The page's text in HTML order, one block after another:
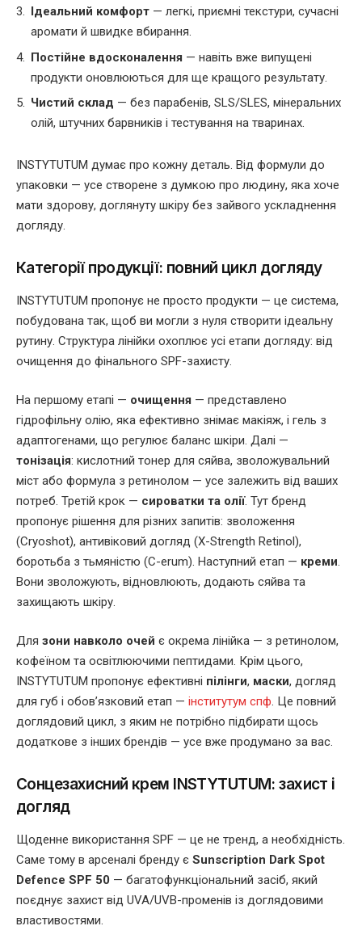
Ідеальний комфорт — легкі, приємні текстури, сучасні
аромати й швидке вбирання.
Постійне вдосконалення — навіть вже випущені
продукти оновлюються для ще кращого результату.
Чистий склад — без парабенів, SLS/SLES, мінеральних
олій, штучних барвників і тестування на тваринах.
INSTYTUTUM думає про кожну деталь. Від формули до
упаковки — усе створене з думкою про людину, яка хоче
мати здорову, доглянуту шкіру без зайвого ускладнення
догляду.
Категорії продукції: повний цикл догляду
INSTYTUTUM пропонує не просто продукти — це система,
побудована так, щоб ви могли з нуля створити ідеальну
рутину. Структура лінійки охоплює усі етапи догляду: від
очищення до фінального SPF-захисту.
На першому етапі — очищення — представлено
гідрофільну олію, яка ефективно знімає макіяж, і гель з
адаптогенами, що регулює баланс шкіри. Далі —
тонізація: кислотний тонер для сяйва, зволожувальний
міст або формула з ретинолом — усе залежить від ваших
потреб. Третій крок — сироватки та олії. Тут бренд
пропонує рішення для різних запитів: зволоження
(Cryoshot), антивіковий догляд (X-Strength Retinol),
боротьба з тьмяністю (C-erum). Наступний етап — креми.
Вони зволожують, відновлюють, додають сяйва та
захищають шкіру.
Для зони навколо очей є окрема лінійка — з ретинолом,
кофеїном та освітлюючими пептидами. Крім цього,
INSTYTUTUM пропонує ефективні пілінги, маски, догляд
для губ і обов’язковий етап — інститутум спф. Це повний
доглядовий цикл, з яким не потрібно підбирати щось
додаткове з інших брендів — усе вже продумано за вас.
Сонцезахисний крем INSTYTUTUM: захист і
догляд
Щоденне використання SPF — це не тренд, а необхідність.
Саме тому в арсеналі бренду є Sunscription Dark Spot
Defence SPF 50 — багатофункціональний засіб, який
поєднує захист від UVA/UVB-променів із доглядовими
властивостями.